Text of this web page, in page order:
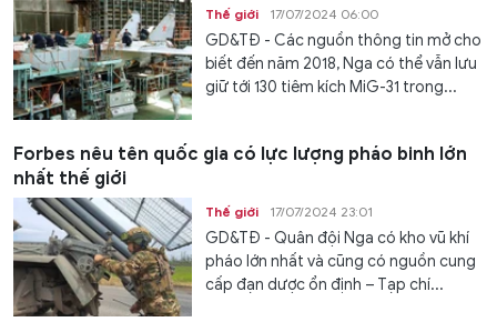
Thế giới 17/07/2024 06:00
GD&TĐ - Các nguồn thông tin mở cho
biết đến năm 2018, Nga có thể vẫn lưu
giữ tới 130 tiêm kích MiG-31 trong...
Forbes nêu tên quốc gia có lực lượng pháo binh lớn
nhất thế giới
Thế giới 17/07/2024 23:01
GD&TĐ - Quân đội Nga có kho vũ khí
pháo lớn nhất và cũng có nguồn cung
cấp đạn dược ổn định – Tạp chí...